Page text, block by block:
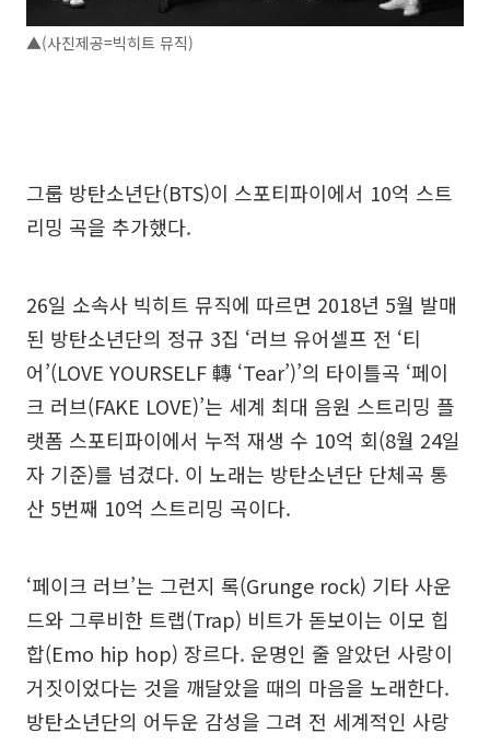
▲(사진제공=빅히트 뮤직)
그룹 방탄소년단(BTS)이 스포티파이에서 10억 스트
리밍 곡을 추가했다.
26일 소속사 빅히트 뮤직에 따르면 2018년 5월 발매
된 방탄소년단의 정규 3집 ‘러브 유어셀프 전 ‘티
어’(LOVE YOURSELF 轉 ‘Tear’)’의 타이틀곡 ‘페이
크 러브(FAKE LOVE)’는 세계 최대 음원 스트리밍 플
랫폼 스포티파이에서 누적 재생 수 10억 회(8월 24일
자 기준)를 넘겼다. 이 노래는 방탄소년단 단체곡 통
산 5번째 10억 스트리밍 곡이다.
‘페이크 러브’는 그런지 록(Grunge rock) 기타 사운
드와 그루비한 트랩(Trap) 비트가 돋보이는 이모 힙
합(Emo hip hop) 장르다. 운명인 줄 알았던 사랑이
거짓이었다는 것을 깨달았을 때의 마음을 노래한다.
방탄소년단의 어두운 감성을 그려 전 세계적인 사랑